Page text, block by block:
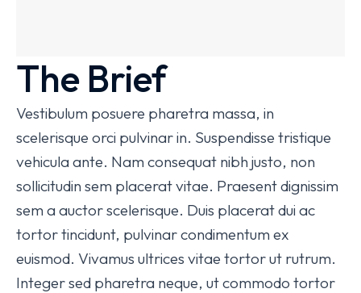
The Brief
Vestibulum posuere pharetra massa, in
scelerisque orci pulvinar in. Suspendisse tristique
vehicula ante. Nam consequat nibh justo, non
sollicitudin sem placerat vitae. Praesent dignissim
sem a auctor scelerisque. Duis placerat dui ac
tortor tincidunt, pulvinar condimentum ex
euismod. Vivamus ultrices vitae tortor ut rutrum.
Integer sed pharetra neque, ut commodo tortor